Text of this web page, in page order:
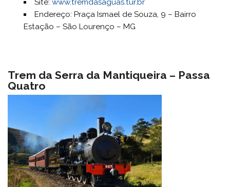
Site: www.tremdasaguas.tur.br
Endereço: Praça Ismael de Souza, 9 – Bairro
Estação – São Lourenço – MG
Trem da Serra da Mantiqueira – Passa
Quatro